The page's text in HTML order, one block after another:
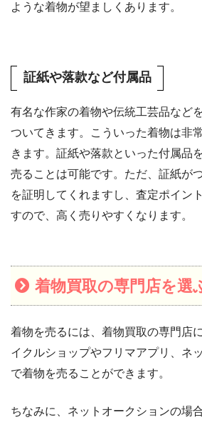
ような着物が望ましくあります。
証紙や落款など付属品
有名な作家の着物や伝統工芸品など
ついてきます。こういった着物は非
きます。証紙や落款といった付属品
売ることは可能です。ただ、証紙が
を証明してくれますし、査定ポイン
すので、高く売りやすくなります。
着物買取の専門店を選
着物を売るには、着物買取の専門店
イクルショップやフリマアプリ、ネ
で着物を売ることができます。
ちなみに、ネットオークションの場